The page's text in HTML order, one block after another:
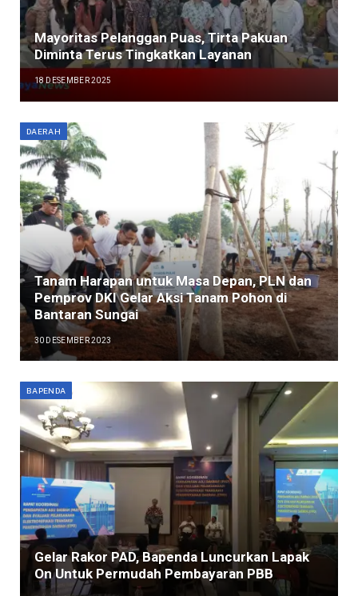
Mayoritas Pelanggan Puas, Tirta Pakuan
Diminta Terus Tingkatkan Layanan
18 DESEMBER 2025
DAERAH
Tanam Harapan untuk Masa Depan, PLN dan
Pemprov DKI Gelar Aksi Tanam Pohon di
Bantaran Sungai
30 DESEMBER 2023
BAPENDA
Gelar Rakor PAD, Bapenda Luncurkan Lapak
On Untuk Permudah Pembayaran PBB